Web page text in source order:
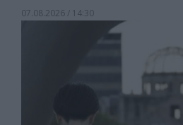
07.08.2026 / 14:30